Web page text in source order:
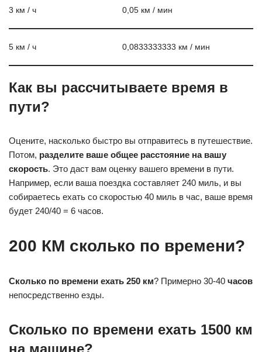
3 км / ч 0,05 км / мин
5 км / ч 0,0833333333 км / мин
Как вы рассчитываете время в
пути?
Оцените, насколько быстро вы отправитесь в путешествие.
Потом, разделите ваше общее расстояние на вашу
скорость. Это даст вам оценку вашего времени в пути.
Например, если ваша поездка составляет 240 миль, и вы
собираетесь ехать со скоростью 40 миль в час, ваше время
будет 240/40 = 6 часов.
200 КМ сколько по времени?
Сколько по времени ехать 250 км? Примерно 30-40 часов
непосредственно езды.
Сколько по времени ехать 1500 км
на машине?